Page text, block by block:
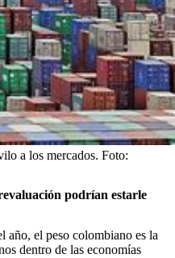
a los mercados. Foto:
podrían estarle
año, el peso colombiano es la
dentro de las economías